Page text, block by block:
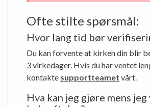
Ofte stilte spørsmål:
Hvor lang tid bør
Du kan forvente at kirken din blir
3 virkedager. Hvis du har ventet
kontakte supportteamet vårt.
Hva kan jeg gjøre mens